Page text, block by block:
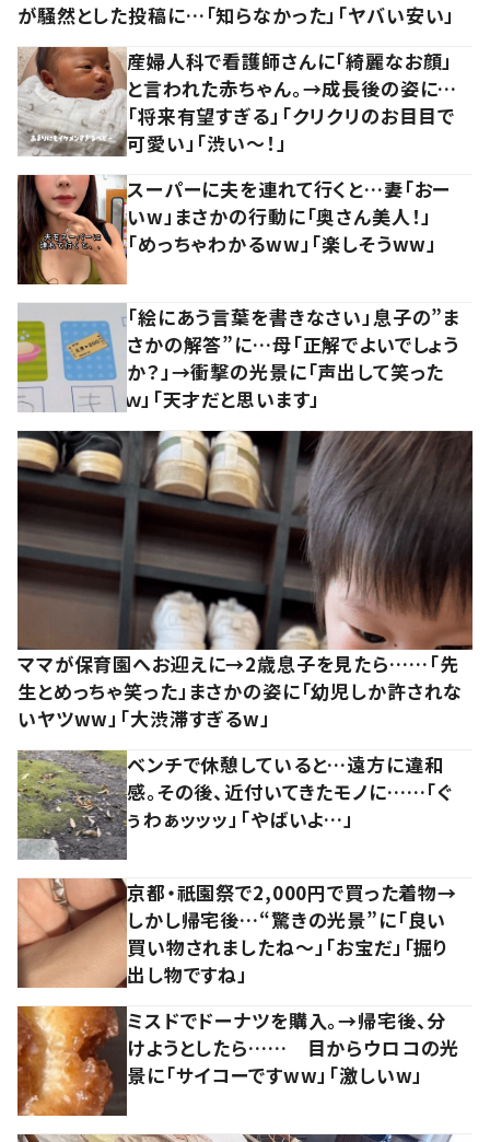
が騒然とした投稿に…「知らなかった」「ヤバい安い」
産婦人科で看護師さんに「綺麗なお顔」
と言われた赤ちゃん。→成長後の姿に…
「将来有望すぎる」「クリクリのお目目で
可愛い」「渋い～！」
スーパーに夫を連れて行くと…妻「おー
いw」まさかの行動に「奥さん美人！」
「めっちゃわかるww」「楽しそうww」
「絵にあう言葉を書きなさい」息子の”ま
さかの解答”に…母「正解でよいでしょう
か？」→衝撃の光景に「声出して笑った
ｗ」「天才だと思います」
ママが保育園へお迎えに→2歳息子を見たら……「先
生とめっちゃ笑った」まさかの姿に「幼児しか許されな
いヤツww」「大渋滞すぎるw」
ベンチで休憩していると…遠方に違和
感。その後、近付いてきたモノに……「ぐ
ぅわぁッッッ」「やばいよ…」
京都・祇園祭で2,000円で買った着物→
しかし帰宅後…“驚きの光景”に「良い
買い物されましたね～」「お宝だ」「掘り
出し物ですね」
ミスドでドーナツを購入。→帰宅後、分
けようとしたら…… 目からウロコの光
景に「サイコーですww」「激しいw」